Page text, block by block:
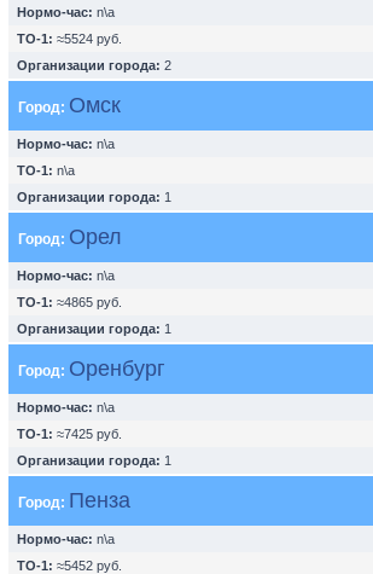
Нормо-час: n\a
ТО-1: ≈5524 руб.
Организации города: 2
Город: Омск
Нормо-час: n\a
ТО-1: n\a
Организации города: 1
Город: Орел
Нормо-час: n\a
ТО-1: ≈4865 руб.
Организации города: 1
Город: Оренбург
Нормо-час: n\a
ТО-1: ≈7425 руб.
Организации города: 1
Город: Пенза
Нормо-час: n\a
ТО-1: ≈5452 руб.